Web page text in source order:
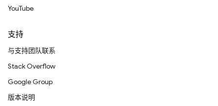
YouTube
支持
与支持团队联系
Stack Overflow
Google Group
版本说明